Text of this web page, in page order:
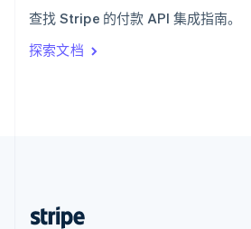
查找 Stripe 的付款 API 集成指南。
探索文档
ItalianoEnglish
印度
English